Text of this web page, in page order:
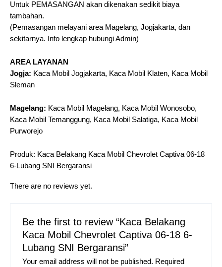
Untuk PEMASANGAN akan dikenakan sedikit biaya
tambahan.
(Pemasangan melayani area Magelang, Jogjakarta, dan
sekitarnya. Info lengkap hubungi Admin)
AREA LAYANAN
Jogja: Kaca Mobil Jogjakarta, Kaca Mobil Klaten, Kaca Mobil
Sleman
Magelang: Kaca Mobil Magelang, Kaca Mobil Wonosobo,
Kaca Mobil Temanggung, Kaca Mobil Salatiga, Kaca Mobil
Purworejo
Produk: Kaca Belakang Kaca Mobil Chevrolet Captiva 06-18
6-Lubang SNI Bergaransi
There are no reviews yet.
Be the first to review “Kaca Belakang
Kaca Mobil Chevrolet Captiva 06-18 6-
Lubang SNI Bergaransi”
Your email address will not be published. Required